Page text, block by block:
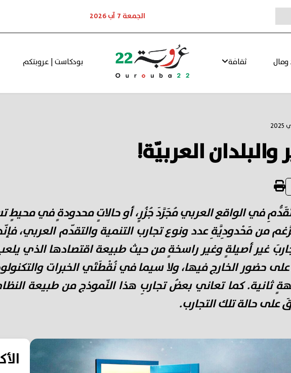
الجمعة 7 آب 2026
ومال ثقافة بودكاست | عروبتكم
والبلدان العربيّة!
في الواقع العربي مُجَرَّدَ جُزُرٍ، أو حالاتٍ محدودةٍ في
من مَحْدودِيَّةِ عدد ونوع تجارب التنمية والتقدّم العربي،
غير أصيلةٍ وغير راسخةٍ من حيث طبيعة اقتصادها الذي
حضور الخارج فيها، ولا سيما في نُقْطَتَي الخبرات
ثانية. كما تعاني بعضُ تجاربِ هذا النّموذج من طبيعة
على حالة تلك التجارب.